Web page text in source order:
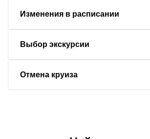
Изменения в расписании
Выбор экскурсии
Отмена круиза